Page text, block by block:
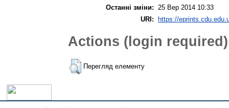
Останні зміни:
25 Вер 2014 10:33
URI: https://
Actions (login required)
Перегляд елементу